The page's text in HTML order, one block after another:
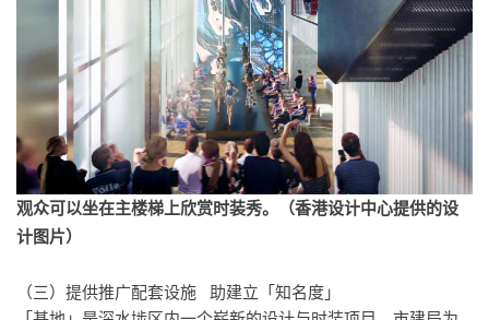
观众可以坐在主楼梯上欣赏时装秀。（香港设计中心提供的设
计图片）
（三）提供推广配套设施 助建立「知名度」